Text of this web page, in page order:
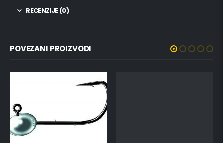
RECENZIJE (0)
POVEZANI PROIZVODI